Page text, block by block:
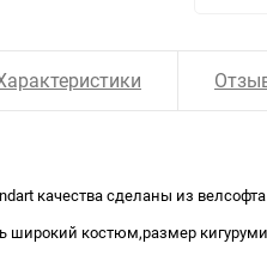
качества сделаны из
широкий костюм,размер